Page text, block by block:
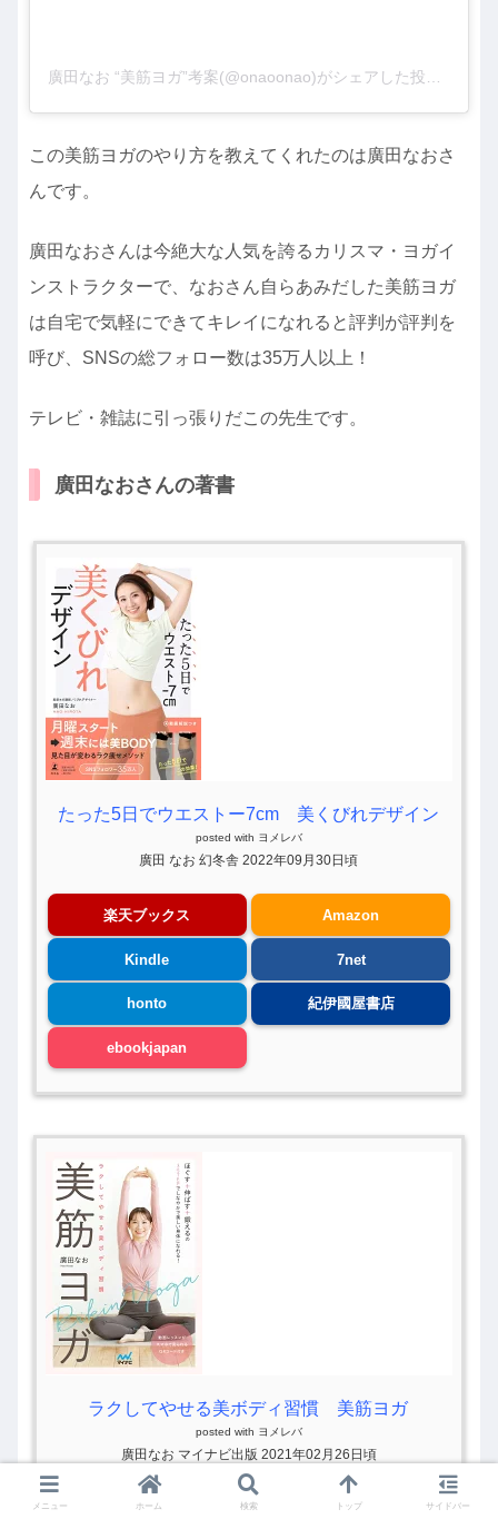
廣田なお “美筋ヨガ”考案(@onaoonao)がシェアした投稿
この美筋ヨガのやり方を教えてくれたのは廣田なおさ
んです。
廣田なおさんは今絶大な人気を誇るカリスマ・ヨガイ
ンストラクターで、なおさん自らあみだした美筋ヨガ
は自宅で気軽にできてキレイになれると評判が評判を
呼び、SNSの総フォロー数は35万人以上！
テレビ・雑誌に引っ張りだこの先生です。
廣田なおさんの著書
たった5日でウエストー7cm 美くびれデザイン
posted with ヨメレバ
廣田 なお 幻冬舎 2022年09月30日頃
楽天ブックス Amazon
Kindle 7net
honto 紀伊國屋書店
ebookjapan
ラクしてやせる美ボディ習慣 美筋ヨガ
posted with ヨメレバ
廣田なお マイナビ出版 2021年02月26日頃
楽天ブックス 楽天kobo
メニュー ホーム 検索 トップ サイドバー